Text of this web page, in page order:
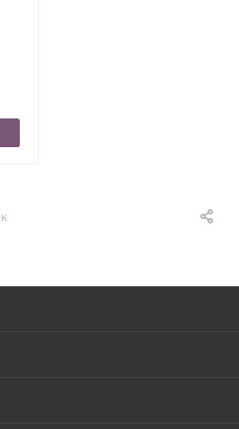
Убедитесь в этом сами!